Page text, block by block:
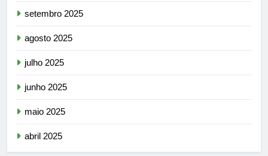
setembro 2025
agosto 2025
julho 2025
junho 2025
maio 2025
abril 2025